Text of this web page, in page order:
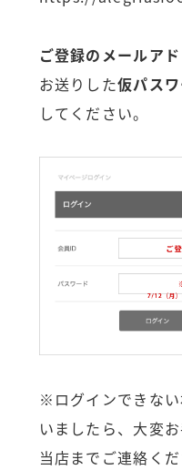
ご登録のメールア
お送りした仮パス
してください。
※ログインできな
いましたら、大変
当店までご連絡くだ